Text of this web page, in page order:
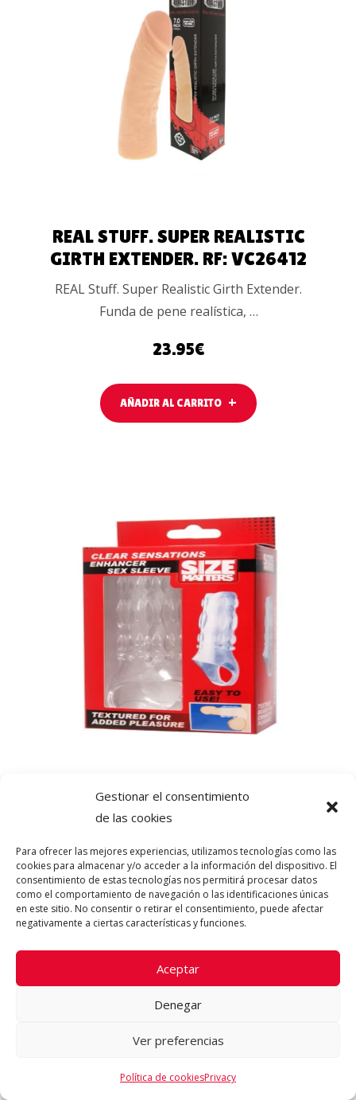
Gestionar el consentimiento
de las cookies
Para ofrecer las mejores experiencias, utilizamos tecnologías como las
cookies para almacenar y/o acceder a la información del dispositivo. El
consentimiento de estas tecnologías nos permitirá procesar datos
como el comportamiento de navegación o las identificaciones únicas
en este sitio. No consentir o retirar el consentimiento, puede afectar
negativamente a ciertas características y funciones.
Aceptar
Denegar
Ver preferencias
Política de cookiesPrivacy
AÑADIR AL
CARRITO
REAL STUFF. SUPER REALISTIC
GIRTH EXTENDER. RF: VC26412
REAL Stuff. Super Realistic Girth Extender.
Funda de pene realística, …
23.95€
AÑADIR AL CARRITO
AÑADIR AL
CARRITO
SLEEVE. RF: VC26559
más grosor en el …
25.95€
AÑADIR AL CARRITO